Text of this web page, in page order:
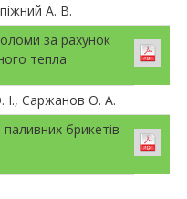
А. В.
за рахунок
тепла
І., Саржанов О. А.
брикетів